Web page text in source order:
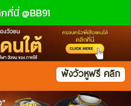
ที่นี่ @BB91
ฟังวัวหูฟรี คลิก